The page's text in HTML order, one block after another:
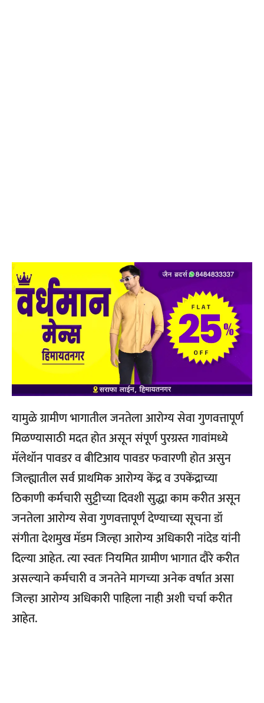
यामुळे ग्रामीण भागातील जनतेला आरोग्य सेवा गुणवत्तापूर्ण
मिळण्यासाठी मदत होत असून संपूर्ण पुरग्रस्त गावांमध्ये
मॅलेथॉन पावडर व बीटिआय पावडर फवारणी होत असुन
जिल्ह्यातील सर्व प्राथमिक आरोग्य केंद्र व उपकेंद्राच्या
ठिकाणी कर्मचारी सुट्टीच्या दिवशी सुद्धा काम करीत असून
जनतेला आरोग्य सेवा गुणवत्तापूर्ण देण्याच्या सूचना डॉ
संगीता देशमुख मॅडम जिल्हा आरोग्य अधिकारी नांदेड यांनी
दिल्या आहेत. त्या स्वतः नियमित ग्रामीण भागात दौरे करीत
असल्याने कर्मचारी व जनतेने मागच्या अनेक वर्षात असा
जिल्हा आरोग्य अधिकारी पाहिला नाही अशी चर्चा करीत
आहेत.